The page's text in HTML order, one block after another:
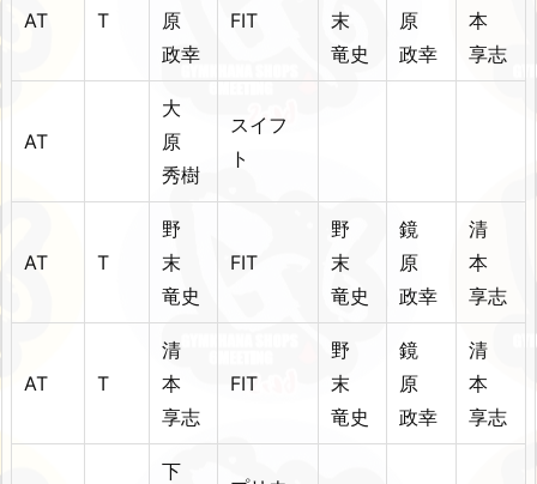
AT T
原
政幸
FIT
末
竜史
原
政幸
本
享志
AT
大
原
秀樹
スイフ
ト
AT T
野
末
竜史
FIT
野
末
竜史
鏡
原
政幸
清
本
享志
AT T
清
本
享志
FIT
野
末
竜史
鏡
原
政幸
清
本
享志
下